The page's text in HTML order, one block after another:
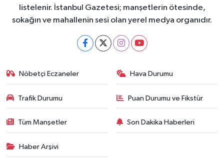
listelenir. İstanbul Gazetesi; manşetlerin ötesinde,
sokağın ve mahallenin sesi olan yerel medya organıdır.
Nöbetçi Eczaneler Hava Durumu
Trafik Durumu Puan Durumu ve Fikstür
Tüm Manşetler Son Dakika Haberleri
Haber Arşivi